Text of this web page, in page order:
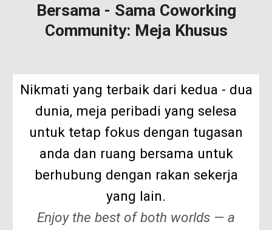
Bersama - Sama Coworking
Community: Meja Khusus
Nikmati yang terbaik dari kedua - dua
dunia, meja peribadi yang selesa
untuk tetap fokus dengan tugasan
anda dan ruang bersama untuk
berhubung dengan rakan sekerja
yang lain.
Enjoy the best of both worlds — a